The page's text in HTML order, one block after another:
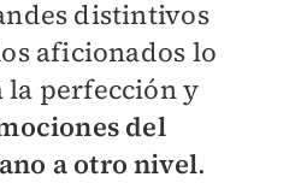
distintivos
aficionados lo
la perfección y
del
a otro nivel.